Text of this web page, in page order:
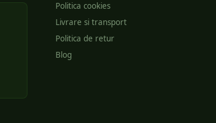
Politica cookies
Livrare si transport
Politica de retur
Blog